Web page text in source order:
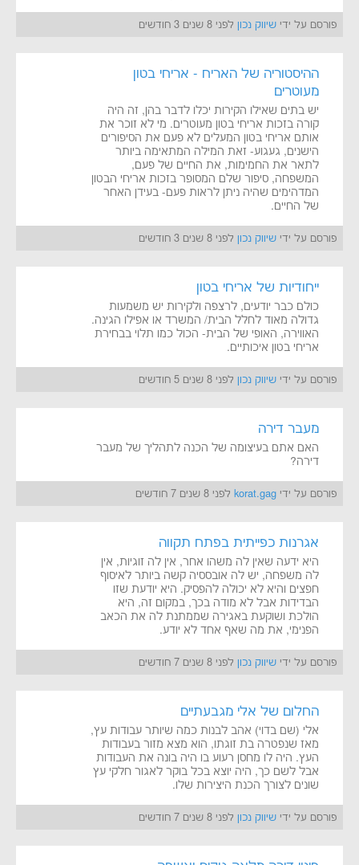
פורסם על ידי שיווק נכון לפני 8 שנים 3 חודשים
ההיסטוריה של האריח - אריחי בטון
מעוטרים
יש בתים שאילו הקירות יכלו לדבר בהן, זה היה
קורה בזכות אריחי בטון מעוטרים. מי לא זוכר את
אותם אריחי בטון המעלים לא פעם את הסיפורים
הישנים, געגוע- זאת המילה המתאימה ביותר
לתאר את החמימות, את החיים של פעם,
המשפחה, סיפור שלם המסופר בזכות אריחי הבטון
המדהימים שהיה ניתן לראות פעם- בעידן האחר
של החיים.
פורסם על ידי שיווק נכון לפני 8 שנים 3 חודשים
ייחודיות של אריחי בטון
כולם כבר יודעים, לרצפה ולקירות יש משמעות
גדולה מאוד לחלל הבית/ המשרד או אפילו הגינה.
האווירה, האופי של הבית- הכול כמו תלוי בבחירת
אריחי בטון איכותיים.
פורסם על ידי שיווק נכון לפני 8 שנים 5 חודשים
מעבר דירה
האם אתם בעיצומה של הכנה לתהליך של מעבר
דירה?
פורסם על ידי korat.gag לפני 8 שנים 7 חודשים
אגרנות כפייתית בפתח תקווה
היא ידעה שאין לה משהו אחר, אין לה זוגיות, אין
לה משפחה, יש לה אובססיה קשה ביותר לאיסוף
חפצים והיא לא יכולה להפסיק. היא יודעת שזו
הבדידות אבל לא מודה בכך, במקום זה, היא
הולכת ושוקעת באגירה שממתנת לה את הכאב
הפנימי, את מה שאף אחד לא יודע.
פורסם על ידי שיווק נכון לפני 8 שנים 7 חודשים
החלום של אלי מגבעתיים
אלי (שם בדוי) אהב לבנות כמה שיותר עבודות עץ,
מאז שנפטרה בת זוגתו, הוא מצא מזור בעבודות
העץ. היה לו מחסן רעוע בו היה בונה את העבודות
אבל לשם כך, היה יוצא בכל בוקר לאגור חלקי עץ
שונים לצורך הכנת היצירות שלו.
פורסם על ידי שיווק נכון לפני 8 שנים 7 חודשים